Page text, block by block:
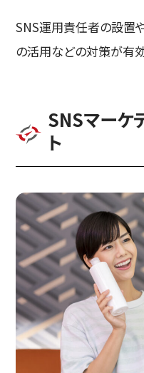
SNS運用責任者の設置
の活用などの対策が有効
SNSマーケ
ト